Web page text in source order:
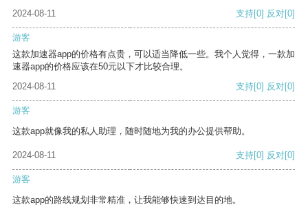
2024-08-11
支持[0] 反对[0]
游客
这款加速器app的价格有点贵，可以适当降低一些。我个人觉得，一款加
速器app的价格应该在50元以下才比较合理。
2024-08-11
支持[0] 反对[0]
游客
这款app就像我的私人助理，随时随地为我的办公提供帮助。
2024-08-11 支持[0] 反对[0]
游客
这款app的路线规划非常精准，让我能够快速到达目的地。